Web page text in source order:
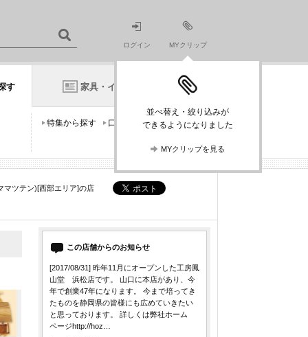
ログイン MYクリップ
並べ替え・絞り込みが
できるようになりました
MYクリップを見る
す 家具・インテリアニュース
特集から探す 口コミから探す
マツテン)[西部エリア]の店
この店舗からのお知らせ
[2017/08/31]昨年11月にオープンした工房鳳
山堂 浜松店です。 山口に本店があり、今
年で創業47年になります。 今まで培ってき
たものを静岡県の皆様にも広めていきたい
と思っております。 詳しくは弊社ホーム
ページhttp://hoz…